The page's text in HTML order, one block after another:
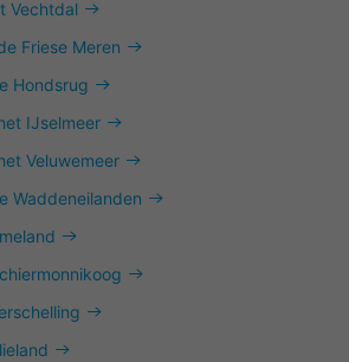
Vechtdal
Friese Meren
Hondsrug
IJselmeer
Veluwemeer
Waddeneilanden